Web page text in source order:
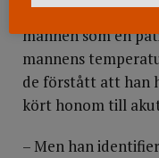
Han säger att om
mannen som en
mannens
de förstått att han
kört honom till
– Men han